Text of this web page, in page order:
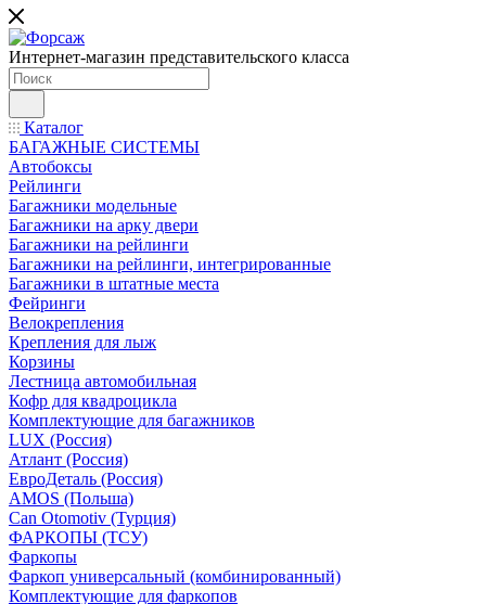
Интернет-магазин представительского класса
Каталог
БАГАЖНЫЕ СИСТЕМЫ
Автобоксы
Рейлинги
Багажники модельные
Багажники на арку двери
Багажники на рейлинги
Багажники на рейлинги, интегрированные
Багажники в штатные места
Фейринги
Велокрепления
Крепления для лыж
Корзины
Лестница автомобильная
Кофр для квадроцикла
Комплектующие для багажников
LUX (Россия)
Атлант (Россия)
ЕвроДеталь (Россия)
AMOS (Польша)
Can Otomotiv (Турция)
ФАРКОПЫ (ТСУ)
Фаркопы
Фаркоп универсальный (комбинированный)
Комплектующие для фаркопов